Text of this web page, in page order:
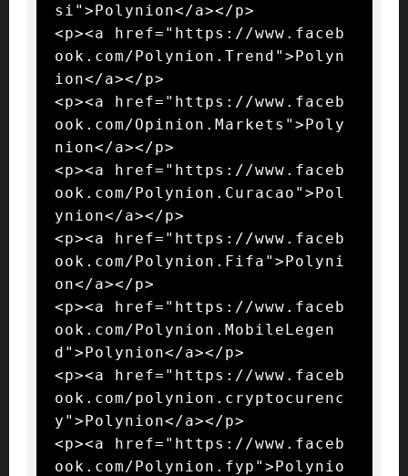
si">Polynion</a></p>
<p><a href="https://www.faceb
ook.com/Polynion.Trend">Polyn
ion</a></p>
<p><a href="https://www.faceb
ook.com/Opinion.Markets">Poly
nion</a></p>
<p><a href="https://www.faceb
ook.com/Polynion.Curacao">Pol
ynion</a></p>
<p><a href="https://www.faceb
ook.com/Polynion.Fifa">Polyni
on</a></p>
<p><a href="https://www.faceb
ook.com/Polynion.MobileLegen
d">Polynion</a></p>
<p><a href="https://www.faceb
ook.com/polynion.cryptocurenc
y">Polynion</a></p>
<p><a href="https://www.faceb
ook.com/Polynion.fyp">Polynio